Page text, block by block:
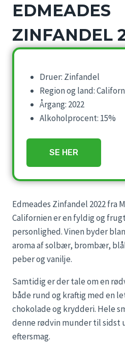
EDMEADES
ZINFANDEL
Druer: Zinfandel
Region og land:
Årgang: 2022
Alkoholprocent: 15%
SE HER
Edmeades Zinfandel 2022 fra
Californien er en fyldig og
personlighed. Vinen byder
aroma af solbær, brombær,
peber og vanilje.
Samtidig er der tale om en
både rund og kraftig med en
chokolade og krydderi. Hele
denne rødvin munder til sidst
eftersmag.